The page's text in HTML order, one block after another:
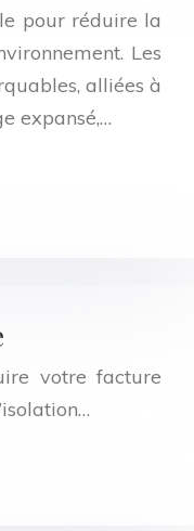
pour réduire la
Les
alliées à
expansé,…
votre facture